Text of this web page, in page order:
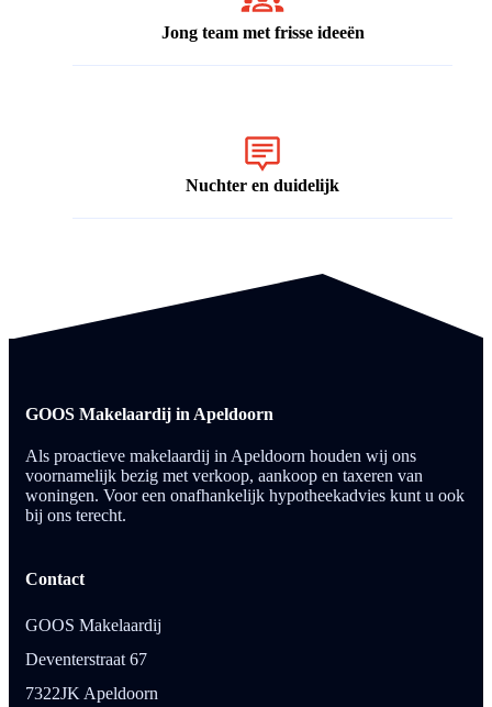
Jong team met frisse ideeën
Nuchter en duidelijk
GOOS Makelaardij in Apeldoorn
Als proactieve makelaardij in Apeldoorn houden wij ons
voornamelijk bezig met verkoop, aankoop en taxeren van
woningen. Voor een onafhankelijk hypotheekadvies kunt u ook
bij ons terecht.
Contact
GOOS Makelaardij
Deventerstraat 67
7322JK Apeldoorn